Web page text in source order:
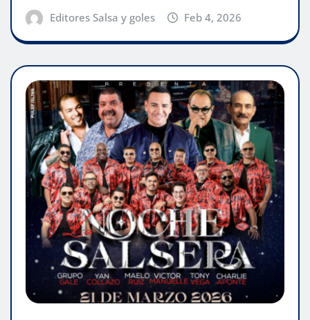
Editores Salsa y goles Feb 4, 2026